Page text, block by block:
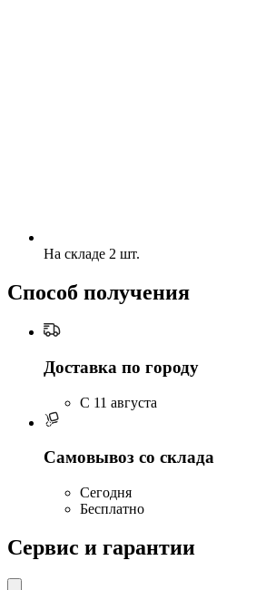
На складе 2 шт.
Способ получения
Доставка по городу
C 11 августа
Самовывоз со склада
Сегодня
Бесплатно
Сервис и гарантии